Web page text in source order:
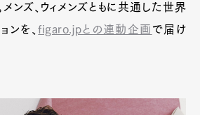
ンズ、ウィメンズともに共通した世界
ンを、figaro.jpとの連動企画 で届け